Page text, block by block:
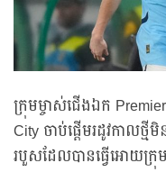
ក្រុមម្ចាស់ជើងឯក
City ចាប់ផ្ដើមរដូវកាលថ្
របួសដែលបានធ្វើអោយក្រុ